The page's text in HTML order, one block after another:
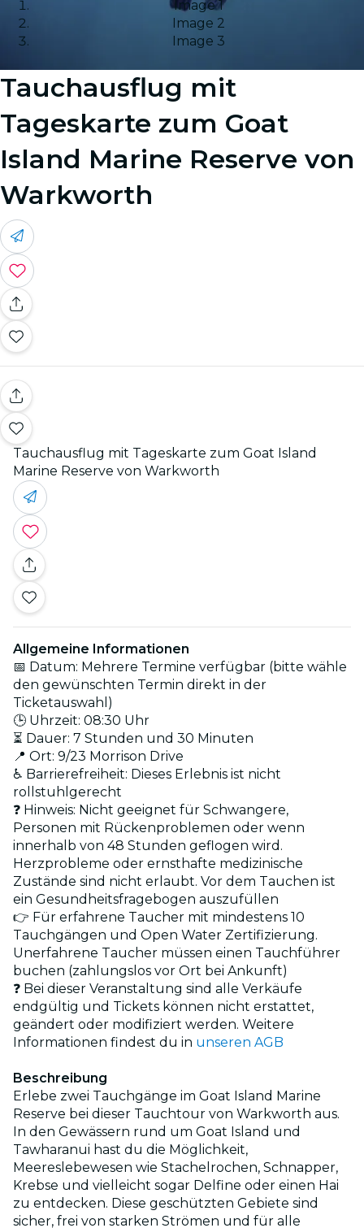
Image 1
Image 2
Image 3
Tauchausflug mit
Tageskarte zum Goat
Island Marine Reserve von
Warkworth
Tauchausflug mit Tageskarte zum Goat Island
Marine Reserve von Warkworth
Allgemeine Informationen
📅 Datum: Mehrere Termine verfügbar (bitte wähle
den gewünschten Termin direkt in der
Ticketauswahl)
🕒 Uhrzeit: 08:30 Uhr
⏳ Dauer: 7 Stunden und 30 Minuten
📍 Ort: 9/23 Morrison Drive
♿ Barrierefreiheit: Dieses Erlebnis ist nicht
rollstuhlgerecht
❓ Hinweis: Nicht geeignet für Schwangere,
Personen mit Rückenproblemen oder wenn
innerhalb von 48 Stunden geflogen wird.
Herzprobleme oder ernsthafte medizinische
Zustände sind nicht erlaubt. Vor dem Tauchen ist
ein Gesundheitsfragebogen auszufüllen
👉 Für erfahrene Taucher mit mindestens 10
Tauchgängen und Open Water Zertifizierung.
Unerfahrene Taucher müssen einen Tauchführer
buchen (zahlungslos vor Ort bei Ankunft)
❓ Bei dieser Veranstaltung sind alle Verkäufe
endgültig und Tickets können nicht erstattet,
geändert oder modifiziert werden. Weitere
Informationen findest du in unseren AGB
Beschreibung
Erlebe zwei Tauchgänge im Goat Island Marine
Reserve bei dieser Tauchtour von Warkworth aus.
In den Gewässern rund um Goat Island und
Tawharanui hast du die Möglichkeit,
Meereslebewesen wie Stachelrochen, Schnapper,
Krebse und vielleicht sogar Delfine oder einen Hai
zu entdecken. Diese geschützten Gebiete sind
sicher, frei von starken Strömen und für alle